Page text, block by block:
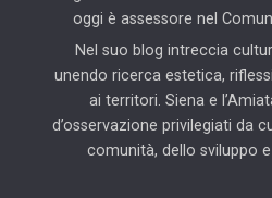
oggi è assessore nel
Nel suo blog intreccia
unendo ricerca estetica,
ai territori. Siena e
d’osservazione privilegiati da
comunità, dello sviluppo